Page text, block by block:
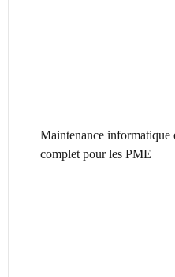
Maintenance informatique
complet pour les PME